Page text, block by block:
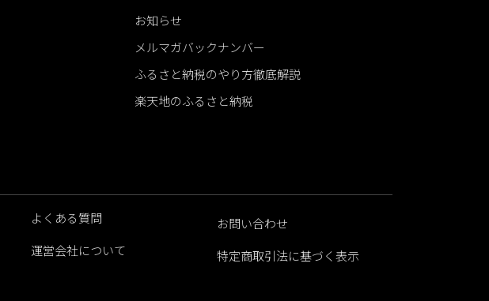
お知らせ
メルマガバックナンバー
ふるさと納税のやり方徹底解説
楽天地のふるさと納税
よくある質問
お問い合わせ
運営会社について 特定商取引法に基づく表示